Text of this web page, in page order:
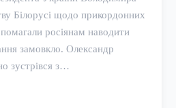
Білорусі щодо прикордонних
росіянам наводити
замовкло. Олександр
зустрівся з…